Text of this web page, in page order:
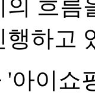
흐름
행하고
'아이쇼